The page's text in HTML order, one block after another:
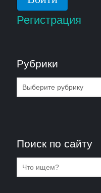
Регистрация
Рубрики
Рубрики
Поиск по сайту